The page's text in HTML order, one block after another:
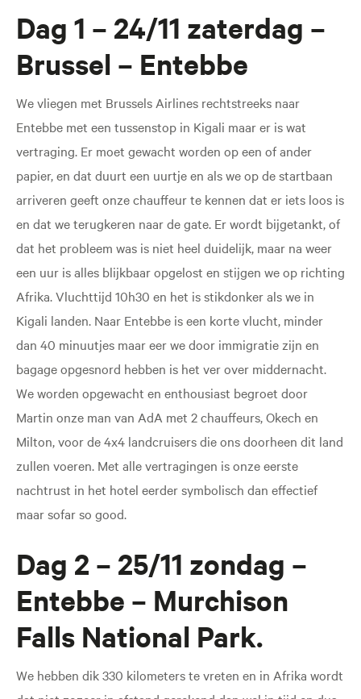
Dag 1 – 24/11 zaterdag –
Brussel – Entebbe
We vliegen met Brussels Airlines rechtstreeks naar
Entebbe met een tussenstop in Kigali maar er is wat
vertraging. Er moet gewacht worden op een of ander
papier, en dat duurt een uurtje en als we op de startbaan
arriveren geeft onze chauffeur te kennen dat er iets loos is
en dat we terugkeren naar de gate. Er wordt bijgetankt, of
dat het probleem was is niet heel duidelijk, maar na weer
een uur is alles blijkbaar opgelost en stijgen we op richting
Afrika. Vluchttijd 10h30 en het is stikdonker als we in
Kigali landen. Naar Entebbe is een korte vlucht, minder
dan 40 minuutjes maar eer we door immigratie zijn en
bagage opgesnord hebben is het ver over middernacht.
We worden opgewacht en enthousiast begroet door
Martin onze man van AdA met 2 chauffeurs, Okech en
Milton, voor de 4x4 landcruisers die ons doorheen dit land
zullen voeren. Met alle vertragingen is onze eerste
nachtrust in het hotel eerder symbolisch dan effectief
maar sofar so good.
Dag 2 – 25/11 zondag –
Entebbe – Murchison
Falls National Park.
We hebben dik 330 kilometers te vreten en in Afrika wordt